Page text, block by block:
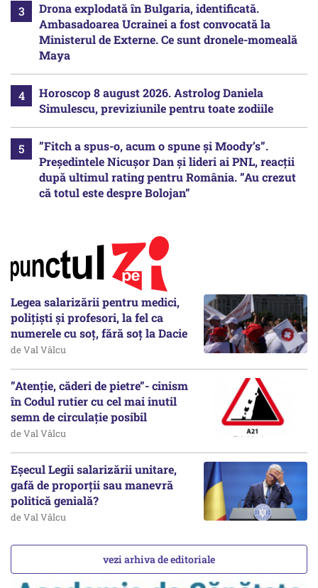
Drona explodată în Bulgaria, identificată.
Ambasadoarea Ucrainei a fost convocată la
Ministerul de Externe. Ce sunt dronele-momeală
Maya
Horoscop 8 august 2026. Astrolog Daniela
Simulescu, previziunile pentru toate zodiile
”Fitch a spus-o, acum o spune și Moody’s”.
Președintele Nicușor Dan și lideri ai PNL, reacții
după ultimul rating pentru România. ”Au crezut
că totul este despre Bolojan”
Legea salarizării pentru medici,
polițiști și profesori, la fel ca
numerele cu soț, fără soț la Dacie
de Val Vâlcu
”Atenție, căderi de pietre”- cinism
în Codul rutier cu cel mai inutil
semn de circulație posibil
de Val Vâlcu
Eșecul Legii salarizării unitare,
gafă de proporții sau manevră
politică genială?
de Val Vâlcu
vezi arhiva de editoriale